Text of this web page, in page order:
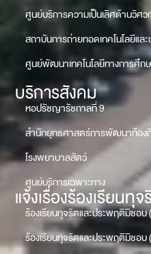
ศูนย์บริการความเป็นเลิศด้านวิศว
สถาบันการถ่ายทอดเทคโนโลยีแล
ศูนย์พัฒนาเทคโนโลยีทางการศึก
บริการสังคม
หอปรัชญารัชกาลที่ 9
สำนักยุทธศาสตร์การพัฒนาท้อง
โรงพยาบาลสัตว์
ศูนย์บริการเฉพาะทาง
แจ้งเรื่องร้องเรียนทุ
ร้องเรียนทุจริตและประพฤติมิชอบ
ร้องเรียนทุจริตและประพฤติมิชอบ